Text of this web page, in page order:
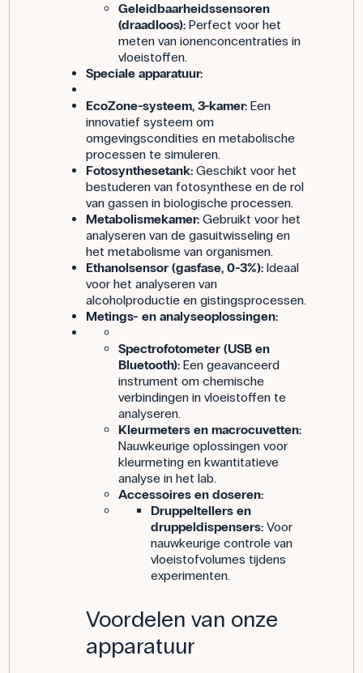
Geleidbaarheidssensoren
(draadloos):Perfect voor het
meten van ionenconcentraties in
vloeistoffen.
Speciale apparatuur:
EcoZone-systeem, 3-kamer:Een
innovatief systeem om
omgevingscondities en metabolische
processen te simuleren.
Fotosynthesetank:Geschikt voor het
bestuderen van fotosynthese en de rol
van gassen in biologische processen.
Metabolismekamer:Gebruikt voor het
analyseren van de gasuitwisseling en
het metabolisme van organismen.
Ethanolsensor (gasfase, 0-3%):Ideaal
voor het analyseren van
alcoholproductie en gistingsprocessen.
Metings- en analyseoplossingen:
Spectrofotometer (USB en
Bluetooth):Een geavanceerd
instrument om chemische
verbindingen in vloeistoffen te
analyseren.
Kleurmeters en macrocuvetten:
Nauwkeurige oplossingen voor
kleurmeting en kwantitatieve
analyse in het lab.
Accessoires en doseren:
Druppeltellers en
druppeldispensers:Voor
nauwkeurige controle van
vloeistofvolumes tijdens
experimenten.
Voordelen van onze
apparatuur